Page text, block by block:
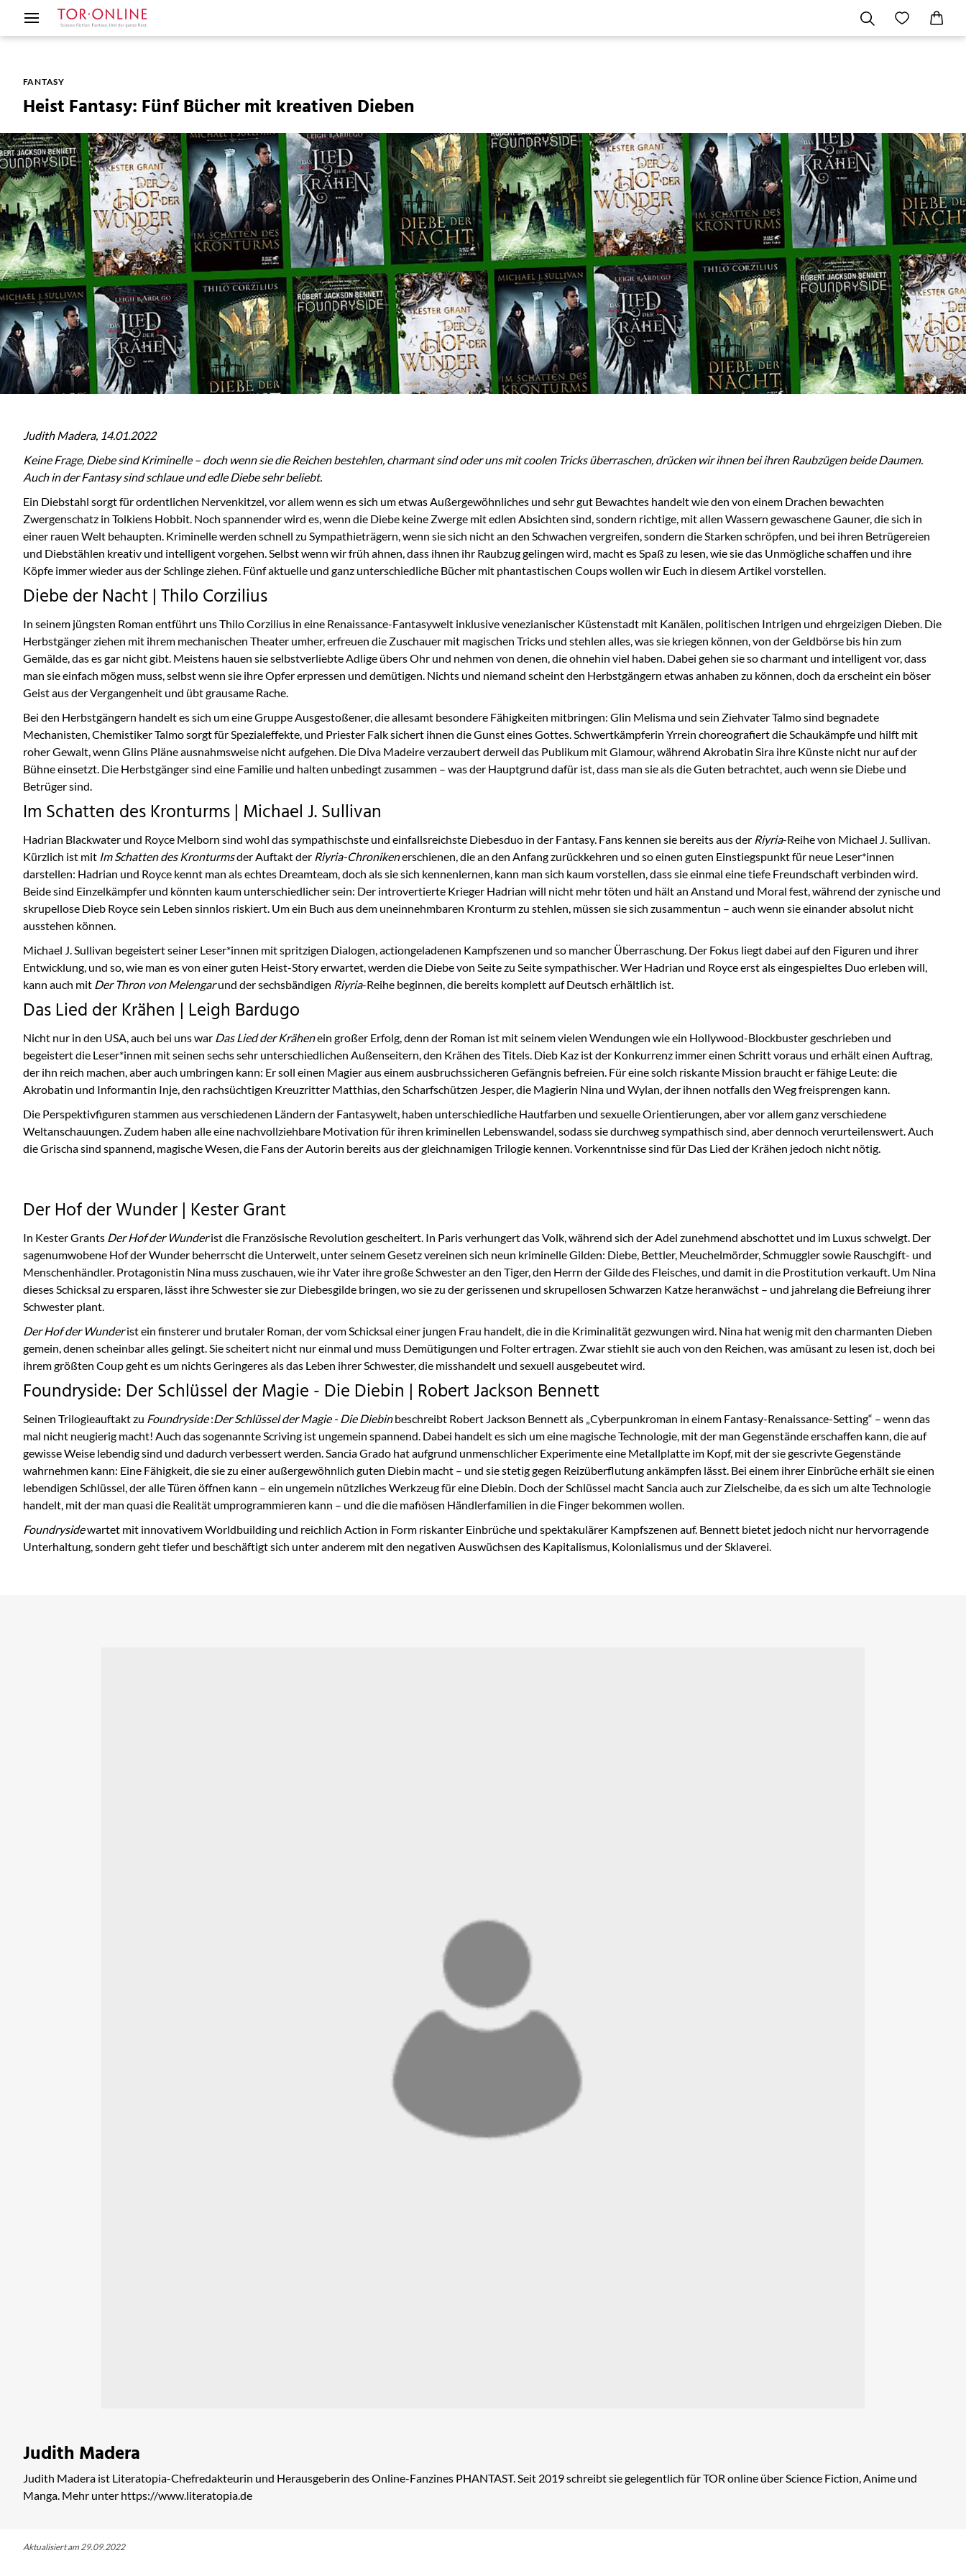
FANTASY
Heist Fantasy: Fünf Bücher mit kreativen Dieben
Judith Madera, 14.01.2022
Keine Frage, Diebe sind Kriminelle – doch wenn sie die Reichen bestehlen, charmant sind oder uns mit coolen Tricks überraschen, drücken wir ihnen bei ihren Raubzügen beide Daumen.
Auch in der Fantasy sind schlaue und edle Diebe sehr beliebt.
Ein Diebstahl sorgt für ordentlichen Nervenkitzel, vor allem wenn es sich um etwas Außergewöhnliches und sehr gut Bewachtes handelt wie den von einem Drachen bewachten
Zwergenschatz in Tolkiens Hobbit. Noch spannender wird es, wenn die Diebe keine Zwerge mit edlen Absichten sind, sondern richtige, mit allen Wassern gewaschene Gauner, die sich in
einer rauen Welt behaupten. Kriminelle werden schnell zu Sympathieträgern, wenn sie sich nicht an den Schwachen vergreifen, sondern die Starken schröpfen, und bei ihren Betrügereien
und Diebstählen kreativ und intelligent vorgehen. Selbst wenn wir früh ahnen, dass ihnen ihr Raubzug gelingen wird, macht es Spaß zu lesen, wie sie das Unmögliche schaffen und ihre
Köpfe immer wieder aus der Schlinge ziehen. Fünf aktuelle und ganz unterschiedliche Bücher mit phantastischen Coups wollen wir Euch in diesem Artikel vorstellen.
Diebe der Nacht | Thilo Corzilius
In seinem jüngsten Roman entführt uns Thilo Corzilius in eine Renaissance-Fantasywelt inklusive venezianischer Küstenstadt mit Kanälen, politischen Intrigen und ehrgeizigen Dieben. Die
Herbstgänger ziehen mit ihrem mechanischen Theater umher, erfreuen die Zuschauer mit magischen Tricks und stehlen alles, was sie kriegen können, von der Geldbörse bis hin zum
Gemälde, das es gar nicht gibt. Meistens hauen sie selbstverliebte Adlige übers Ohr und nehmen von denen, die ohnehin viel haben. Dabei gehen sie so charmant und intelligent vor, dass
man sie einfach mögen muss, selbst wenn sie ihre Opfer erpressen und demütigen. Nichts und niemand scheint den Herbstgängern etwas anhaben zu können, doch da erscheint ein böser
Geist aus der Vergangenheit und übt grausame Rache.
Bei den Herbstgängern handelt es sich um eine Gruppe Ausgestoßener, die allesamt besondere Fähigkeiten mitbringen: Glin Melisma und sein Ziehvater Talmo sind begnadete
Mechanisten, Chemistiker Talmo sorgt für Spezialeffekte, und Priester Falk sichert ihnen die Gunst eines Gottes. Schwertkämpferin Yrrein choreografiert die Schaukämpfe und hilft mit
roher Gewalt, wenn Glins Pläne ausnahmsweise nicht aufgehen. Die Diva Madeire verzaubert derweil das Publikum mit Glamour, während Akrobatin Sira ihre Künste nicht nur auf der
Bühne einsetzt. Die Herbstgänger sind eine Familie und halten unbedingt zusammen – was der Hauptgrund dafür ist, dass man sie als die Guten betrachtet, auch wenn sie Diebe und
Betrüger sind.
Im Schatten des Kronturms | Michael J. Sullivan
Hadrian Blackwater und Royce Melborn sind wohl das sympathischste und einfallsreichste Diebesduo in der Fantasy. Fans kennen sie bereits aus der Riyria-Reihe von Michael J. Sullivan.
Kürzlich ist mit Im Schatten des Kronturmsder Auftakt der Riyria-Chronikenerschienen, die an den Anfang zurückkehren und so einen guten Einstiegspunkt für neue Leser*innen
darstellen: Hadrian und Royce kennt man als echtes Dreamteam, doch als sie sich kennenlernen, kann man sich kaum vorstellen, dass sie einmal eine tiefe Freundschaft verbinden wird.
Beide sind Einzelkämpfer und könnten kaum unterschiedlicher sein: Der introvertierte Krieger Hadrian will nicht mehr töten und hält an Anstand und Moral fest, während der zynische und
skrupellose Dieb Royce sein Leben sinnlos riskiert. Um ein Buch aus dem uneinnehmbaren Kronturm zu stehlen, müssen sie sich zusammentun – auch wenn sie einander absolut nicht
ausstehen können.
Michael J. Sullivan begeistert seiner Leser*innen mit spritzigen Dialogen, actiongeladenen Kampfszenen und so mancher Überraschung. Der Fokus liegt dabei auf den Figuren und ihrer
Entwicklung, und so, wie man es von einer guten Heist-Story erwartet, werden die Diebe von Seite zu Seite sympathischer. Wer Hadrian und Royce erst als eingespieltes Duo erleben will,
kann auch mit Der Thron von Melengarund der sechsbändigen Riyria-Reihe beginnen, die bereits komplett auf Deutsch erhältlich ist.
Das Lied der Krähen | Leigh Bardugo
Nicht nur in den USA, auch bei uns war Das Lied der Krähenein großer Erfolg, denn der Roman ist mit seinem vielen Wendungen wie ein Hollywood-Blockbuster geschrieben und
begeistert die Leser*innen mit seinen sechs sehr unterschiedlichen Außenseitern, den Krähen des Titels. Dieb Kaz ist der Konkurrenz immer einen Schritt voraus und erhält einen Auftrag,
der ihn reich machen, aber auch umbringen kann: Er soll einen Magier aus einem ausbruchssicheren Gefängnis befreien. Für eine solch riskante Mission braucht er fähige Leute: die
Akrobatin und Informantin Inje, den rachsüchtigen Kreuzritter Matthias, den Scharfschützen Jesper, die Magierin Nina und Wylan, der ihnen notfalls den Weg freisprengen kann.
Die Perspektivfiguren stammen aus verschiedenen Ländern der Fantasywelt, haben unterschiedliche Hautfarben und sexuelle Orientierungen, aber vor allem ganz verschiedene
Weltanschauungen. Zudem haben alle eine nachvollziehbare Motivation für ihren kriminellen Lebenswandel, sodass sie durchweg sympathisch sind, aber dennoch verurteilenswert. Auch
die Grischa sind spannend, magische Wesen, die Fans der Autorin bereits aus der gleichnamigen Trilogie kennen. Vorkenntnisse sind für Das Lied der Krähen jedoch nicht nötig.
Der Hof der Wunder | Kester Grant
In Kester Grants Der Hof der Wunderist die Französische Revolution gescheitert. In Paris verhungert das Volk, während sich der Adel zunehmend abschottet und im Luxus schwelgt. Der
sagenumwobene Hof der Wunder beherrscht die Unterwelt, unter seinem Gesetz vereinen sich neun kriminelle Gilden: Diebe, Bettler, Meuchelmörder, Schmuggler sowie Rauschgift- und
Menschenhändler. Protagonistin Nina muss zuschauen, wie ihr Vater ihre große Schwester an den Tiger, den Herrn der Gilde des Fleisches, und damit in die Prostitution verkauft. Um Nina
dieses Schicksal zu ersparen, lässt ihre Schwester sie zur Diebesgilde bringen, wo sie zu der gerissenen und skrupellosen Schwarzen Katze heranwächst – und jahrelang die Befreiung ihrer
Schwester plant.
Der Hof der Wunderist ein finsterer und brutaler Roman, der vom Schicksal einer jungen Frau handelt, die in die Kriminalität gezwungen wird. Nina hat wenig mit den charmanten Dieben
gemein, denen scheinbar alles gelingt. Sie scheitert nicht nur einmal und muss Demütigungen und Folter ertragen. Zwar stiehlt sie auch von den Reichen, was amüsant zu lesen ist, doch bei
ihrem größten Coup geht es um nichts Geringeres als das Leben ihrer Schwester, die misshandelt und sexuell ausgebeutet wird.
Foundryside: Der Schlüssel der Magie - Die Diebin | Robert Jackson Bennett
Seinen Trilogieauftakt zu Foundryside:Der Schlüssel der Magie - Die Diebinbeschreibt Robert Jackson Bennett als „Cyberpunkroman in einem Fantasy-Renaissance-Setting“ – wenn das
mal nicht neugierig macht! Auch das sogenannte Scriving ist ungemein spannend. Dabei handelt es sich um eine magische Technologie, mit der man Gegenstände erschaffen kann, die auf
gewisse Weise lebendig sind und dadurch verbessert werden. Sancia Grado hat aufgrund unmenschlicher Experimente eine Metallplatte im Kopf, mit der sie gescrivte Gegenstände
wahrnehmen kann: Eine Fähigkeit, die sie zu einer außergewöhnlich guten Diebin macht – und sie stetig gegen Reizüberflutung ankämpfen lässt. Bei einem ihrer Einbrüche erhält sie einen
lebendigen Schlüssel, der alle Türen öffnen kann – ein ungemein nützliches Werkzeug für eine Diebin. Doch der Schlüssel macht Sancia auch zur Zielscheibe, da es sich um alte Technologie
handelt, mit der man quasi die Realität umprogrammieren kann – und die die mafiösen Händlerfamilien in die Finger bekommen wollen.
Foundrysidewartet mit innovativem Worldbuilding und reichlich Action in Form riskanter Einbrüche und spektakulärer Kampfszenen auf. Bennett bietet jedoch nicht nur hervorragende
Unterhaltung, sondern geht tiefer und beschäftigt sich unter anderem mit den negativen Auswüchsen des Kapitalismus, Kolonialismus und der Sklaverei.
Judith Madera
Judith Madera ist Literatopia-Chefredakteurin und Herausgeberin des Online-Fanzines PHANTAST. Seit 2019 schreibt sie gelegentlich für TOR online über Science Fiction, Anime und
Manga. Mehr unter https://www.literatopia.de
Aktualisiert am 29.09.2022